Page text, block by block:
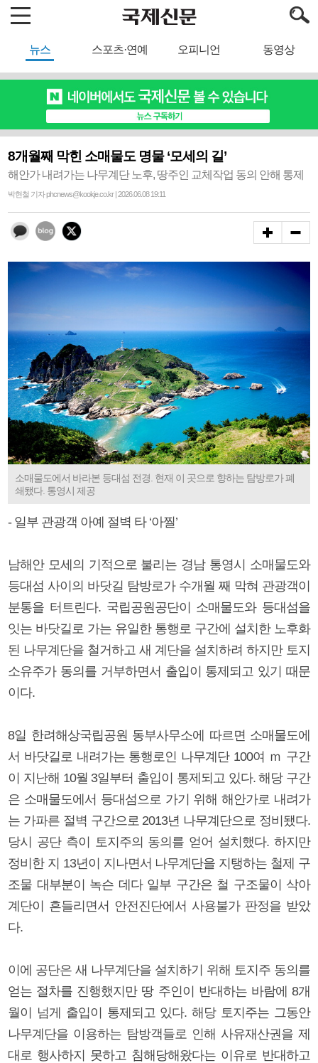
뉴스 스포츠·연예 오피니언 동영상
8개월째 막힌 소매물도 명물 ‘모세의 길’
해안가 내려가는 나무계단 노후, 땅주인 교체작업 동의 안해 통제
박현철 기자 phcnews@kookje.co.kr | 2026.06.08 19:11
소매물도에서 바라본 등대섬 전경. 현재 이 곳으로 향하는 탐방로가 폐
쇄됐다. 통영시 제공
- 일부 관광객 아예 절벽 타 ‘아찔’
남해안 모세의 기적으로 불리는 경남 통영시 소매물도와
등대섬 사이의 바닷길 탐방로가 수개월 째 막혀 관광객이
분통을 터트린다. 국립공원공단이 소매물도와 등대섬을
잇는 바닷길로 가는 유일한 통행로 구간에 설치한 노후화
된 나무계단을 철거하고 새 계단을 설치하려 하지만 토지
소유주가 동의를 거부하면서 출입이 통제되고 있기 때문
이다.
8일 한려해상국립공원 동부사무소에 따르면 소매물도에
서 바닷길로 내려가는 통행로인 나무계단 100여 ｍ 구간
이 지난해 10월 3일부터 출입이 통제되고 있다. 해당 구간
은 소매물도에서 등대섬으로 가기 위해 해안가로 내려가
는 가파른 절벽 구간으로 2013년 나무계단으로 정비됐다.
당시 공단 측이 토지주의 동의를 얻어 설치했다. 하지만
정비한 지 13년이 지나면서 나무계단을 지탱하는 철제 구
조물 대부분이 녹슨 데다 일부 구간은 철 구조물이 삭아
계단이 흔들리면서 안전진단에서 사용불가 판정을 받았
다.
이에 공단은 새 나무계단을 설치하기 위해 토지주 동의를
얻는 절차를 진행했지만 땅 주인이 반대하는 바람에 8개
월이 넘게 출입이 통제되고 있다. 해당 토지주는 그동안
나무계단을 이용하는 탐방객들로 인해 사유재산권을 제
대로 행사하지 못하고 침해당해왔다는 이유로 반대하고